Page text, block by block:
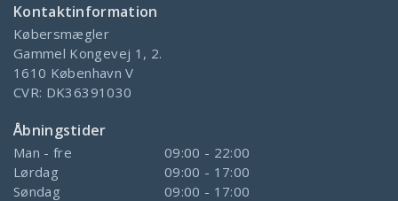
Kontaktinformation
Købersmægler
Gammel Kongevej 1, 2.
1610 København V
CVR: DK36391030
Åbningstider
Man - fre
09:00 - 22:00
Lørdag
09:00 - 17:00
Søndag
09:00 - 17:00